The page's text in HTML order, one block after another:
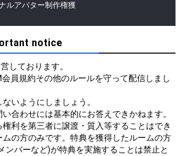
ルアバター制作権獲
notice
しております。
会員規約その他のルールを守って配信しまし
いようにしましょう。
合わせには基本的にお答えできかねます。
利を第三者に譲渡・質入等することはでき
の方のみです。特典を獲得したルームの方
ンバーなど)が特典を実施することは禁止と